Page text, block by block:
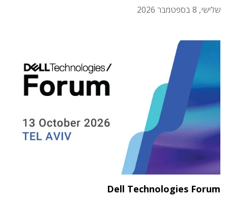
שלישי, 8 בספטמבר 2026
Dell Technologies Forum